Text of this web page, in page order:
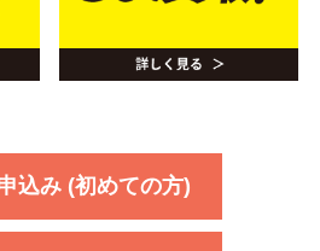
込み (初めての方)